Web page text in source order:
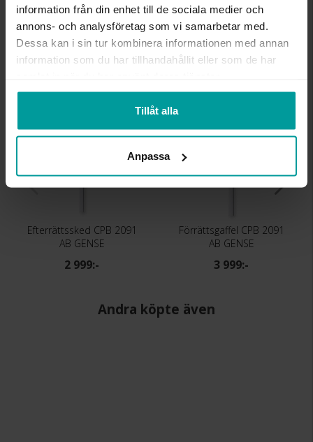
information från din enhet till de sociala medier och
annons- och analysföretag som vi samarbetar med.
Dessa kan i sin tur kombinera informationen med annan
information som du har tillhandahållit eller som de har
Tillåt alla
Anpassa
stål
DETALJER
Design Carl Philip Bernadotte
Efterrättssked CPB 2091
AB GENSE
2 999:-
Förrättsgaffel CPB 2091
AB GENSE
3 999:-
Andra köpte även